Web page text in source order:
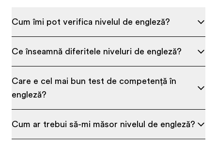
Cum îmi pot verifica nivelul de engleză?
Ce înseamnă diferitele niveluri de engleză?
Care e cel mai bun test de competență în
engleză?
Cum ar trebui să-mi măsor nivelul de engleză?